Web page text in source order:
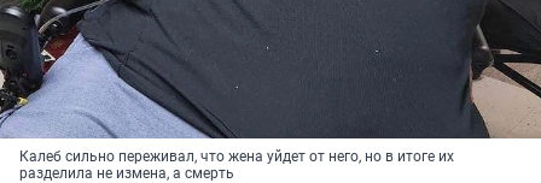
Калеб сильно переживал, что жена уйдет от него, но в итоге их
разделила не измена, а смерть